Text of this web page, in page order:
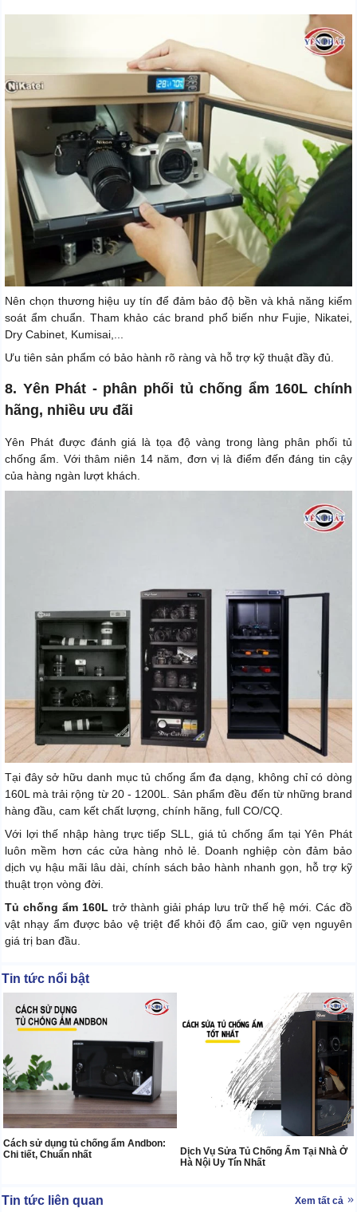
Nên chọn thương hiệu uy tín để đảm bảo độ bền và khả năng kiểm
soát ẩm chuẩn. Tham khảo các brand phổ biến như Fujie, Nikatei,
Dry Cabinet, Kumisai,...
Ưu tiên sản phẩm có bảo hành rõ ràng và hỗ trợ kỹ thuật đầy đủ.
8. Yên Phát - phân phối tủ chống ẩm 160L chính
hãng, nhiều ưu đãi
Yên Phát được đánh giá là tọa độ vàng trong làng phân phối tủ
chống ẩm. Với thâm niên 14 năm, đơn vị là điểm đến đáng tin cậy
của hàng ngàn lượt khách.
Tại đây sở hữu danh mục tủ chống ẩm đa dạng, không chỉ có dòng
160L mà trải rộng từ 20 - 1200L. Sản phẩm đều đến từ những brand
hàng đầu, cam kết chất lượng, chính hãng, full CO/CQ.
Với lợi thế nhập hàng trực tiếp SLL, giá tủ chống ẩm tại Yên Phát
luôn mềm hơn các cửa hàng nhỏ lẻ. Doanh nghiệp còn đảm bảo
dịch vụ hậu mãi lâu dài, chính sách bảo hành nhanh gọn, hỗ trợ kỹ
thuật trọn vòng đời.
Tủ chống ẩm 160L trở thành giải pháp lưu trữ thế hệ mới. Các đồ
vật nhạy ẩm được bảo vệ triệt để khỏi độ ẩm cao, giữ vẹn nguyên
giá trị ban đầu.
Tin tức nổi bật
Cách sử dụng tủ chống ẩm Andbon:
Chi tiết, Chuẩn nhất
Dịch Vụ Sửa Tủ Chống Ẩm Tại Nhà Ở
Hà Nội Uy Tín Nhất
Tin tức liên quan Xem tất cả